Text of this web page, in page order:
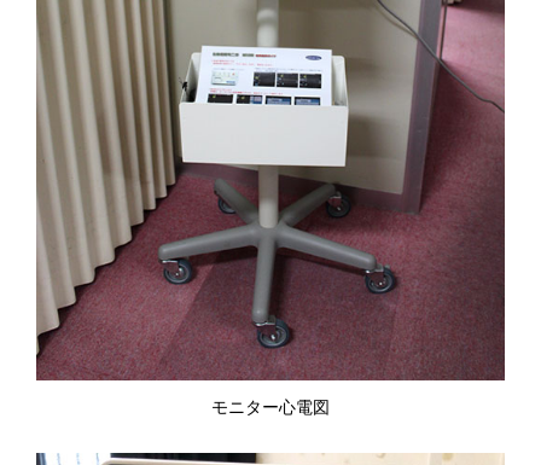
モニター心電図